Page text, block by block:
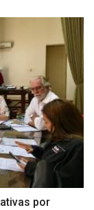
por